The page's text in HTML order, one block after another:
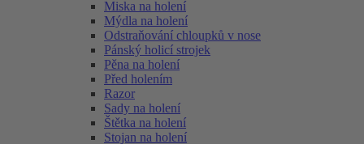
Miska na holení
Mýdla na holení
Odstraňování chloupků v nose
Pánský holicí strojek
Pěna na holení
Před holením
Razor
Sady na holení
Štětka na holení
Stojan na holení